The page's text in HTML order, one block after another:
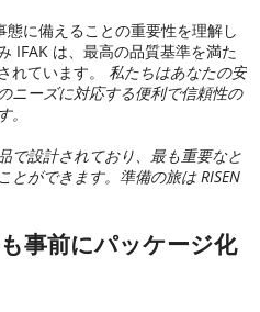
態に備えることの重要性を理解し
IFAK は、最高の品質基準を満た
れています。 私たちはあなたの安
ニーズに対応する便利で信頼性の
で設計されており、最も重要なと
とができます。準備の旅は RISEN
事前にパッケージ化